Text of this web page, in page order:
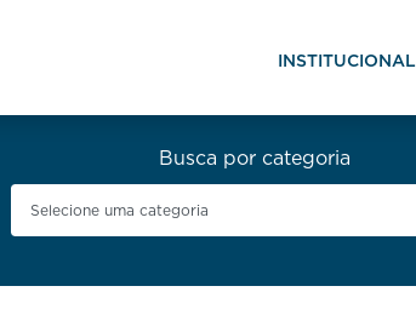
INSTITUCIONAL
Busca por categoria